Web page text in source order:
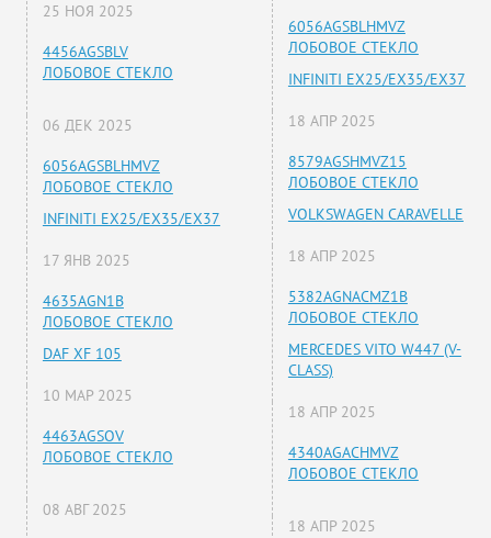
25 НОЯ 2025
4456AGSBLV
ЛОБОВОЕ СТЕКЛО
06 ДЕК 2025
6056AGSBLHMVZ
ЛОБОВОЕ СТЕКЛО
INFINITI EX25/EX35/EX37
17 ЯНВ 2025
4635AGN1B
ЛОБОВОЕ СТЕКЛО
DAF XF 105
10 МАР 2025
4463AGSOV
ЛОБОВОЕ СТЕКЛО
08 АВГ 2025
6056AGSBLHMVZ
ЛОБОВОЕ СТЕКЛО
INFINITI EX25/EX35/EX37
18 АПР 2025
8579AGSHMVZ15
ЛОБОВОЕ СТЕКЛО
VOLKSWAGEN CARAVELLE
18 АПР 2025
5382AGNACMZ1B
ЛОБОВОЕ СТЕКЛО
MERCEDES VITO W447 (V-
CLASS)
18 АПР 2025
4340AGACHMVZ
ЛОБОВОЕ СТЕКЛО
18 АПР 2025